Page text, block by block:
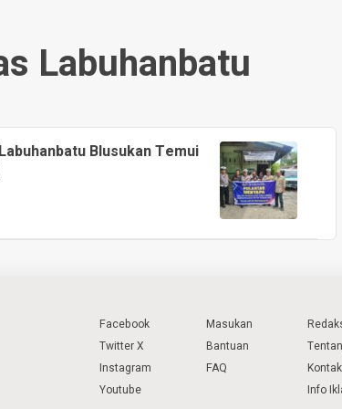
Labuhanbatu
Blusukan Temui
Facebook
Twitter X
Instagram
Youtube
Masukan
Bantuan
FAQ
Info